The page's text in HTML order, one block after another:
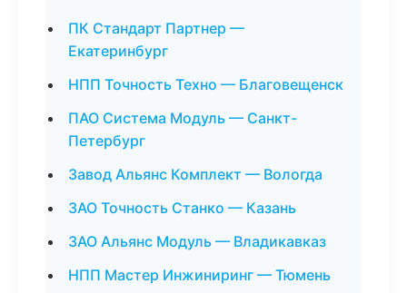
ПК Стандарт Партнер —
Екатеринбург
НПП Точность Техно — Благовещенск
ПАО Система Модуль — Санкт-
Петербург
Завод Альянс Комплект — Вологда
ЗАО Точность Станко — Казань
ЗАО Альянс Модуль — Владикавказ
НПП Мастер Инжиниринг — Тюмень